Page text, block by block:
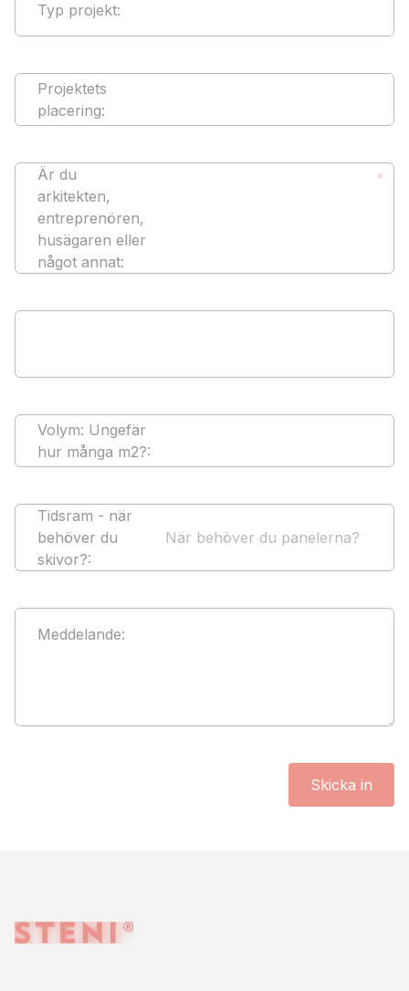
Typ projekt:
Projektets
placering:
Är du
arkitekten,
entreprenören,
husägaren eller
något annat:
*
Volym: Ungefär
hur många m2?:
Tidsram - när
behöver du
skivor?:
Meddelande:
Skicka in